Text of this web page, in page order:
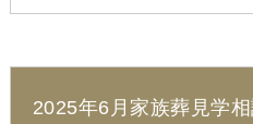
2025年6月家族葬見学